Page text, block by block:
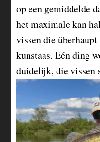
op een gemiddelde
het maximale kan
vissen die
kunstaas. Eén ding
duidelijk, die vissen